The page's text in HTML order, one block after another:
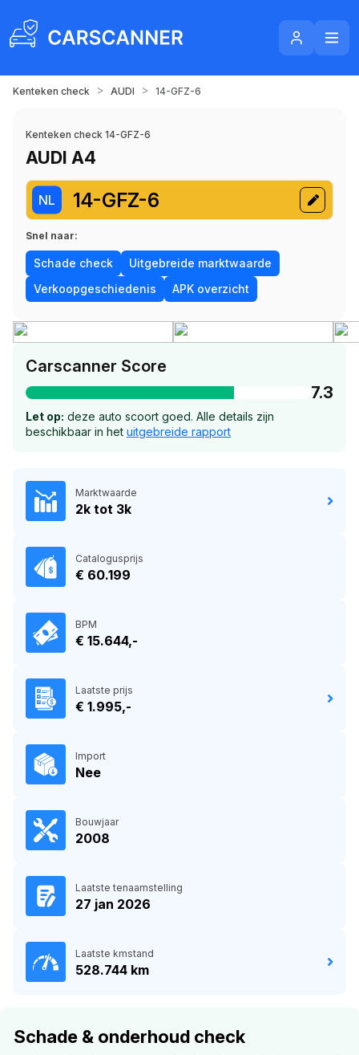
Kenteken check > AUDI > 14-GFZ-6
Kenteken check 14-GFZ-6
AUDI A4
NL 14-GFZ-6
Snel naar:
Schade check
Uitgebreide marktwaarde
Verkoopgeschiedenis
APK overzicht
Carscanner Score
7.3
Let op: deze auto scoort goed. Alle details zijn
beschikbaar in het uitgebreide rapport
Marktwaarde
2k tot 3k
Catalogusprijs
€ 60.199
BPM
€ 15.644,-
Laatste prijs
€ 1.995,-
Import
Nee
Bouwjaar
2008
Laatste tenaamstelling
27 jan 2026
Laatste kmstand
528.744 km
Schade & onderhoud check